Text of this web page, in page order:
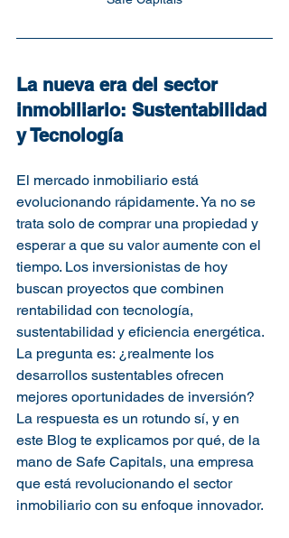
La nueva era del sector
inmobiliario: Sustentabilidad
y Tecnología
El mercado inmobiliario está
evolucionando rápidamente. Ya no se
trata solo de comprar una propiedad y
esperar a que su valor aumente con el
tiempo. Los inversionistas de hoy
buscan proyectos que combinen
rentabilidad con tecnología,
sustentabilidad y eficiencia energética.
La pregunta es: ¿realmente los
desarrollos sustentables ofrecen
mejores oportunidades de inversión?
La respuesta es un rotundo sí, y en
este Blog te explicamos por qué, de la
mano de Safe Capitals, una empresa
que está revolucionando el sector
inmobiliario con su enfoque innovador.